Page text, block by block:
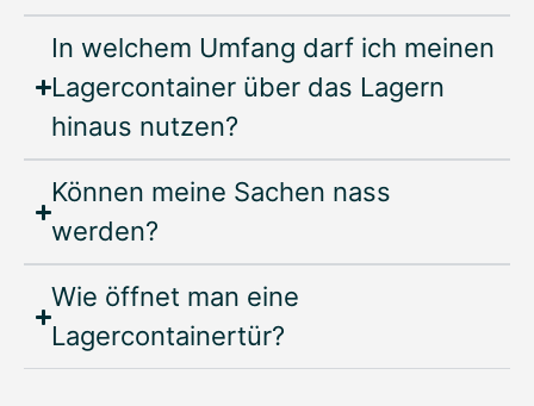
In welchem Umfang darf ich meinen
Lagercontainer über das Lagern
hinaus nutzen?
Können meine Sachen nass
werden?
Wie öffnet man eine
Lagercontainertür?